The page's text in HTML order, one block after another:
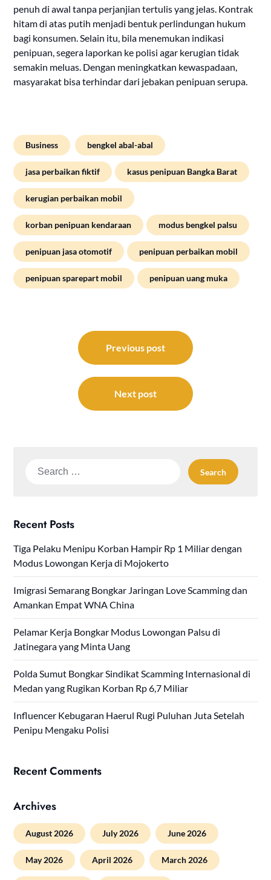
penuh di awal tanpa perjanjian tertulis yang jelas. Kontrak
hitam di atas putih menjadi bentuk perlindungan hukum
bagi konsumen. Selain itu, bila menemukan indikasi
penipuan, segera laporkan ke polisi agar kerugian tidak
semakin meluas. Dengan meningkatkan kewaspadaan,
masyarakat bisa terhindar dari jebakan penipuan serupa.
Business bengkel abal-abal
jasa perbaikan fiktif kasus penipuan Bangka Barat
kerugian perbaikan mobil
korban penipuan kendaraan modus bengkel palsu
penipuan jasa otomotif penipuan perbaikan mobil
penipuan sparepart mobil penipuan uang muka
navigation
Previous post
Next post
Search
Recent Posts
Tiga Pelaku Menipu Korban Hampir Rp 1 Miliar dengan
Modus Lowongan Kerja di Mojokerto
Imigrasi Semarang Bongkar Jaringan Love Scamming dan
Amankan Empat WNA China
Pelamar Kerja Bongkar Modus Lowongan Palsu di
Jatinegara yang Minta Uang
Polda Sumut Bongkar Sindikat Scamming Internasional di
Medan yang Rugikan Korban Rp 6,7 Miliar
Influencer Kebugaran Haerul Rugi Puluhan Juta Setelah
Penipu Mengaku Polisi
Recent Comments
Archives
August 2026 July 2026 June 2026
May 2026 April 2026 March 2026